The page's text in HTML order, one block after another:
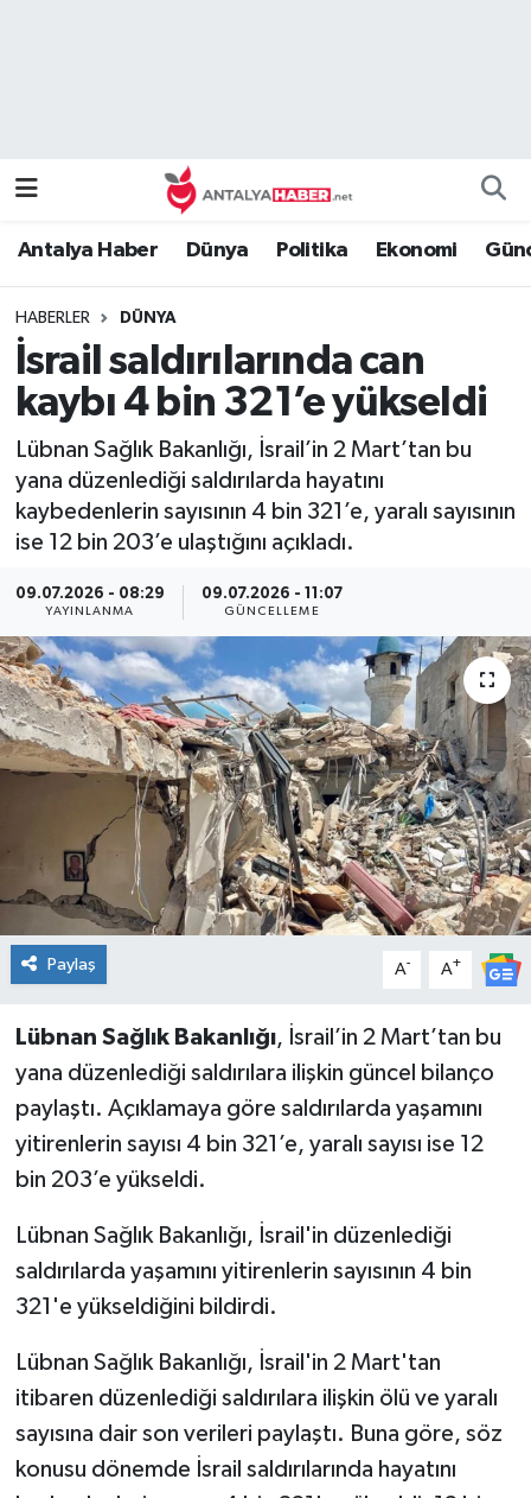
Antalya Haber Dünya Politika Ekonomi
HABERLER DÜNYA
İsrail saldırılarında can
kaybı 4 bin 321’e yükseldi
Lübnan Sağlık Bakanlığı, İsrail’in 2 Mart’tan bu
yana düzenlediği saldırılarda hayatını
kaybedenlerin sayısının 4 bin 321’e, yaralı sayısının
ise 12 bin 203’e ulaştığını açıkladı.
09.07.2026 - 08:29
YAYINLANMA
09.07.2026 - 11:07
GÜNCELLEME
Paylaş A- A+
Lübnan Sağlık Bakanlığı, İsrail’in 2 Mart’tan bu
yana düzenlediği saldırılara ilişkin güncel bilanço
paylaştı. Açıklamaya göre saldırılarda yaşamını
yitirenlerin sayısı 4 bin 321’e, yaralı sayısı ise 12
bin 203’e yükseldi.
Lübnan Sağlık Bakanlığı, İsrail'in düzenlediği
saldırılarda yaşamını yitirenlerin sayısının 4 bin
321'e yükseldiğini bildirdi.
Lübnan Sağlık Bakanlığı, İsrail'in 2 Mart'tan
itibaren düzenlediği saldırılara ilişkin ölü ve yaralı
sayısına dair son verileri paylaştı. Buna göre, söz
konusu dönemde İsrail saldırılarında hayatını
Genel
Güncel
Güvenlik
Magazin
Medya
Politika
Sağlık
Spor
Turizm
Namaz Vakitleri
Tüm Manşetler
Son Dakika Haberleri
Haber Arşivi